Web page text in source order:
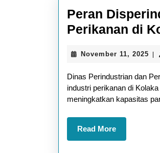
Peran
Perikanan di
November 11, 2025
Dinas Perindustrian dan
industri perikanan di
meningkatkan kapasitas
Read MoreRead
More